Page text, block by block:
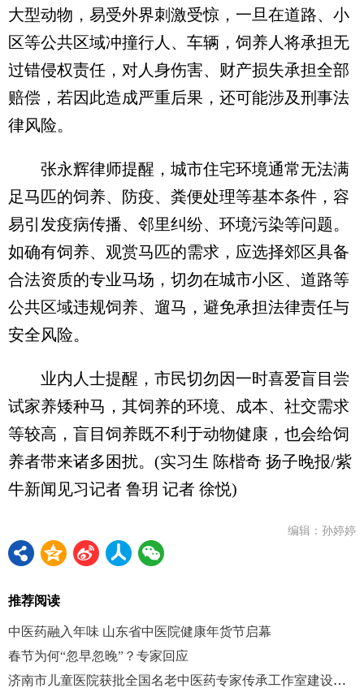
大型动物，易受外界刺激受惊，一旦在道路、小
区等公共区域冲撞行人、车辆，饲养人将承担无
过错侵权责任，对人身伤害、财产损失承担全部
赔偿，若因此造成严重后果，还可能涉及刑事法
律风险。
张永辉律师提醒，城市住宅环境通常无法满
足马匹的饲养、防疫、粪便处理等基本条件，容
易引发疫病传播、邻里纠纷、环境污染等问题。
如确有饲养、观赏马匹的需求，应选择郊区具备
合法资质的专业马场，切勿在城市小区、道路等
公共区域违规饲养、遛马，避免承担法律责任与
安全风险。
业内人士提醒，市民切勿因一时喜爱盲目尝
试家养矮种马，其饲养的环境、成本、社交需求
等较高，盲目饲养既不利于动物健康，也会给饲
养者带来诸多困扰。(实习生 陈楷奇 扬子晚报/紫
牛新闻见习记者 鲁玥 记者 徐悦)
编辑：孙婷婷
推荐阅读
中医药融入年味 山东省中医院健康年货节启幕
春节为何“忽早忽晚”？专家回应
济南市儿童医院获批全国名老中医药专家传承工作室建设项目